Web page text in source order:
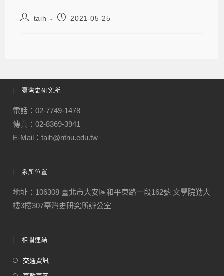
taih 2021-05-25
臺灣史研究所
電話：02-7749-1478
傳真：02-8369-3941
E-Mail：taih@ntnu.edu.tw
系所位置
地址：106308 臺北市大安區和平東路一段162號 文學院勤大
樓3樓307臺灣史研究所辦公室
相關連結
交通資訊